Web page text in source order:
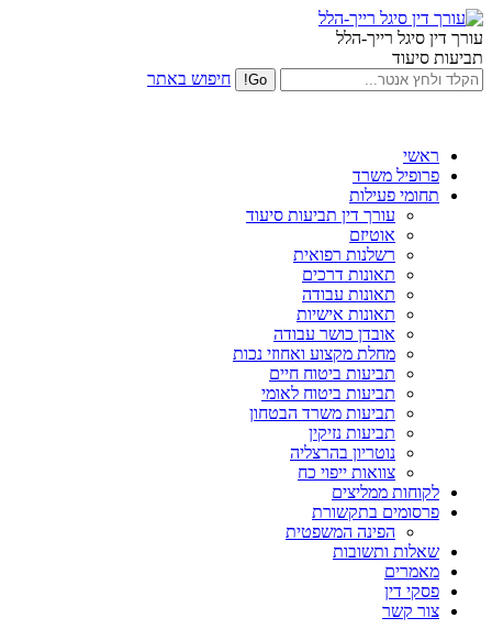
עורך דין סיגל רייך-הלל
תביעות סיעוד
חיפוש באתר
ראשי
פרופיל משרד
תחומי פעילות
עורך דין תביעות סיעוד
אוטיזם
רשלנות רפואית
תאונות דרכים
תאונות עבודה
תאונות אישיות
אובדן כושר עבודה
מחלת מקצוע ואחוזי נכות
תביעות ביטוח חיים
תביעות ביטוח לאומי
תביעות משרד הבטחון
תביעות נזיקין
נוטריון בהרצליה
צוואות ייפוי כח
לקוחות ממליצים
פרסומים בתקשורת
הפינה המשפטית
שאלות ותשובות
מאמרים
פסקי דין
צור קשר